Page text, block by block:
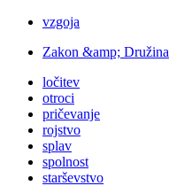
vzgoja
Zakon &amp; Družina
ločitev
otroci
pričevanje
rojstvo
splav
spolnost
starševstvo